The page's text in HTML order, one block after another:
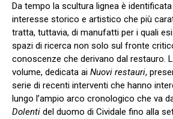
Da tempo la scultura lignea è
interesse storico e artistico che più
tratta, tuttavia, di manufatti per i quali
spazi di ricerca non solo sul fronte
conoscenze che derivano dal restauro.
volume, dedicata ai Nuovi restauri,
serie di recenti interventi che hanno
lungo l’ampio arco cronologico che va
Dolenti del duomo di Cividale fino alla